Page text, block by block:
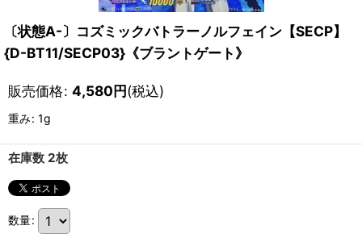
〔状態A-〕コズミックバトラーノルフェイン【SECP】
{D-BT11/SECP03}《ブラントゲート》
販売価格: 4,580円(税込)
重み: 1g
在庫数 2枚
数量: